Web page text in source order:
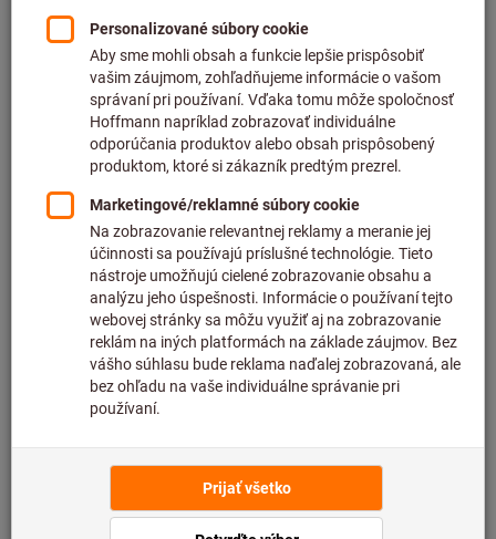
prihlásení.
Do nákupného košíka
Predpokladaný čas dodania: 2 – 3 týždne
Upozorňujeme, že dodacia lehota a obmedzená rada:
Túto položku pre Vás objednávame priamo od výrobcu,
pretože nie je súčasťou nášho hlavného sortimentu, a
preto ju nemáme na sklade.
Informácie
Pridať do zoznamu želaní
Podrobnosti o výrobku